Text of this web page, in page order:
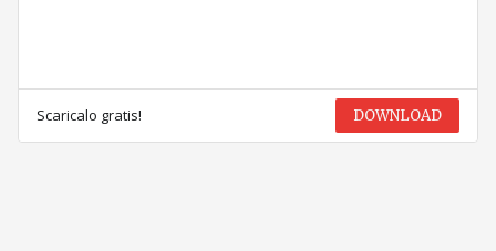
Scaricalo gratis! DOWNLOAD